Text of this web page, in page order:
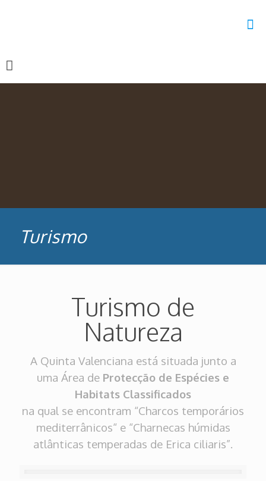
Turismo
Turismo de
Natureza
A Quinta Valenciana está situada junto a
uma Área de Protecção de Espécies e
Habitats Classificados
na qual se encontram “Charcos temporários
mediterrânicos“ e “Charnecas húmidas
atlânticas temperadas de Erica ciliaris”.